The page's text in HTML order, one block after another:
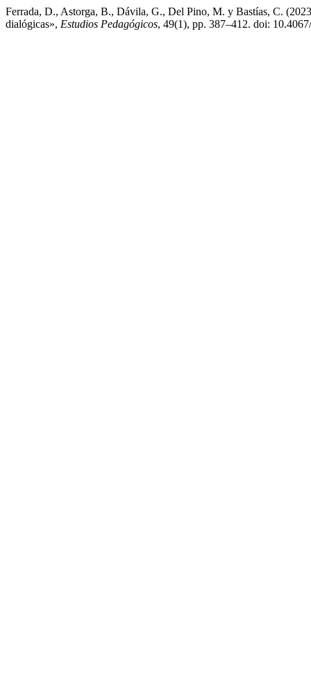
Ferrada, D., Astorga, B., Dávila, G., Del Pino, M. y Bastías, C.
dialógicas», Estudios Pedagógicos, 49(1), pp. 387–412. doi: